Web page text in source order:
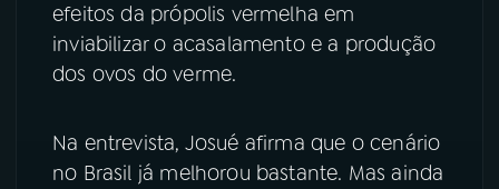
efeitos da própolis vermelha em
inviabilizar o acasalamento e a produção
dos ovos do verme.
Na entrevista, Josué afirma que o cenário
no Brasil já melhorou bastante. Mas ainda